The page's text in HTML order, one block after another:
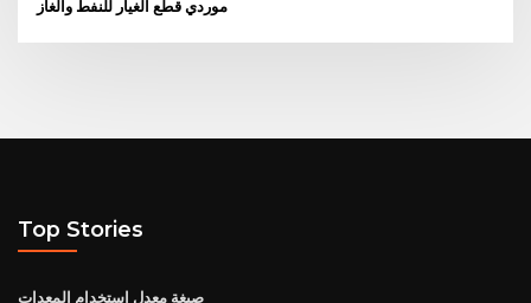
موردي قطع الغيار للنفط والغاز
Top Stories
صيغة معدل استخدام المعدات